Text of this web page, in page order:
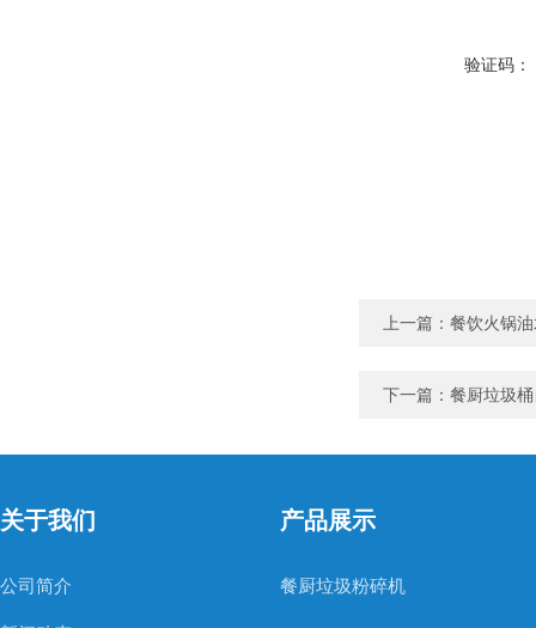
验证码：
上一篇： 餐饮火锅
下一篇： 餐厨垃圾
关于我们
公司简介
产品展示
餐厨垃圾粉碎机